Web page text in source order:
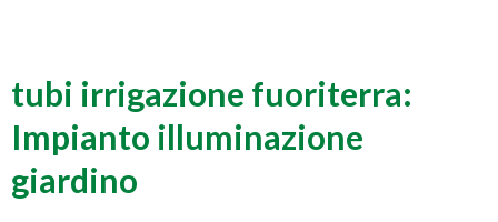
tubi irrigazione fuoriterra:
Impianto illuminazione
giardino